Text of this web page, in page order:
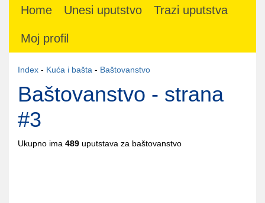
Home Unesi uputstvo Trazi uputstva
Moj profil
Index - Kuća i bašta - Baštovanstvo
Baštovanstvo - strana
#3
Ukupno ima 489 uputstava za baštovanstvo